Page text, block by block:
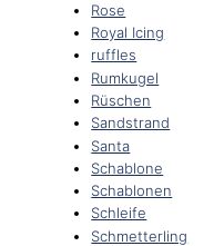
Rose
Royal Icing
ruffles
Rumkugel
Rüschen
Sandstrand
Santa
Schablone
Schablonen
Schleife
Schmetterling